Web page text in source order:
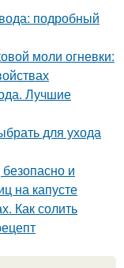
подробный
моли огневки:
Лучшие
для ухода
и
на капусте
Как солить